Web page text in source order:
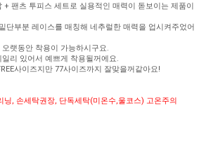
+ 팬츠 투피스 세트로 실용적인 매력이 돋보이는 제품이
단부분 레이스를 매칭해 네추럴한 매력을 업시켜주었어
랫동안 착용이 가능하시구요.
리 있어서 예쁘게 착용될꺼에요.
사이즈지만 77사이즈까지 잘맞을꺼같아요!
닝, 손세탁권장, 단독세탁(미온수,울코스) 고온주의